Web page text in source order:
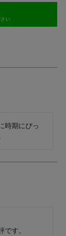
い
時期にぴっ
す。